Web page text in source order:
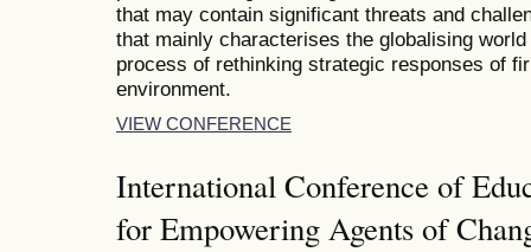
that may contain significant threats and
that mainly characterises the globalising
process of rethinking strategic responses of
environment.
VIEW CONFERENCE
International Conference of
for Empowering Agents of